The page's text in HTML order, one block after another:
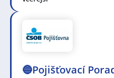
🔵Pojišťovací